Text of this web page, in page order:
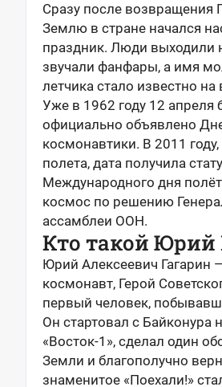
Сразу после возвращения
Землю в стране начался
праздник. Люди выходили
звучали фанфары, а имя
летчика стало известно на
Уже в 1962 году 12 апреля
официально объявлено
космонавтики. В 2011
полета, дата получила
Международного дня
космос по решению
ассамблеи ООН.
Кто такой Юрий
Юрий Алексеевич Гагарин
космонавт, Герой
первый человек,
Он стартовал с Байконура
«Восток-1», сделал один
Земли и благополучно
знаменитое «Поехали!»